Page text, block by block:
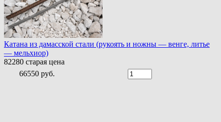
Катана из дамасской стали (рукоять и ножны — венге, литье
— мельхиор)
82280 старая цена
66550 руб.